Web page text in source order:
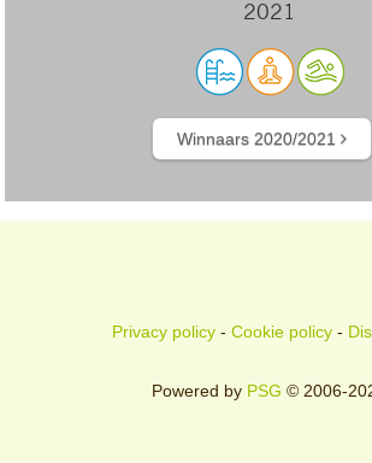
2021
Winnaars 2020/2021
Privacy policy- Cookie policy-
Powered by PSG © 2006-